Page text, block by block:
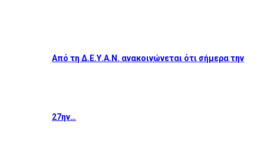
Από τη Δ.Ε.Υ.Α.Ν. ανακοινώνεται ότι σήμερα την
27ην…